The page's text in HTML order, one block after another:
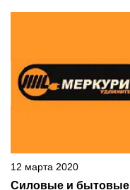
12 марта 2020
Силовые и бытовые